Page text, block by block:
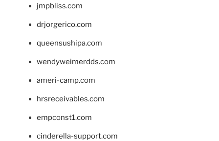
jmpbliss.com
drjorgerico.com
queensushipa.com
wendyweimerdds.com
ameri-camp.com
hrsreceivables.com
empconst1.com
cinderella-support.com